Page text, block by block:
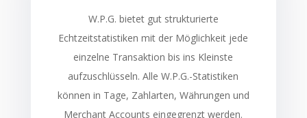
W.P.G. bietet gut strukturierte
Echtzeitstatistiken mit der Möglichkeit jede
einzelne Transaktion bis ins Kleinste
aufzuschlüsseln. Alle W.P.G.-Statistiken
können in Tage, Zahlarten, Währungen und
Merchant Accounts eingegrenzt werden.